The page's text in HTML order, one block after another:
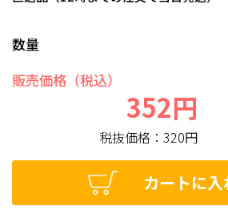
数量
販売価格（税込）
352円
税抜価格：320円
カートに入